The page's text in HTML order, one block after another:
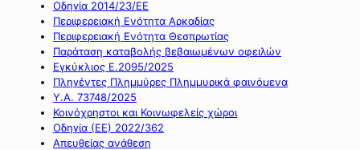
Οδηγία 2014/23/ΕΕ
Περιφερειακή Ενότητα Αρκαδίας
Περιφερειακή Ενότητα Θεσπρωτίας
Παράταση καταβολής βεβαιωμένων οφειλών
Εγκύκλιος Ε.2095/2025
Πληγέντες Πλημμύρες Πλημμυρικά φαινόμενα
Υ.Α. 73748/2025
Κοινόχρηστοι και Κοινωφελείς χώροι
Οδηγία (ΕΕ) 2022/362
Απευθείας ανάθεση